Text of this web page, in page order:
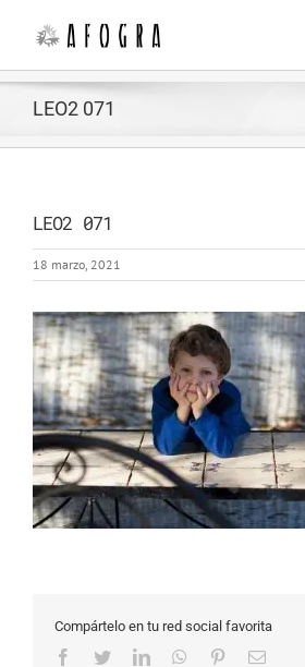
contenido
LEO2 071
LEO2 071
18 marzo, 2021
Compártelo en tu red social favorita
Facebook
TwitterLinkedInWhatsApp
PinterestCorreo